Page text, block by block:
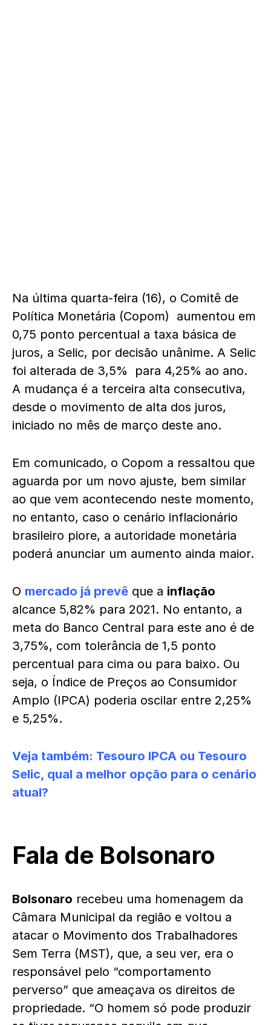
Na última quarta-feira (16), o Comitê de
Política Monetária (Copom) aumentou em
0,75 ponto percentual a taxa básica de
juros, a Selic, por decisão unânime. A Selic
foi alterada de 3,5% para 4,25% ao ano.
A mudança é a terceira alta consecutiva,
desde o movimento de alta dos juros,
iniciado no mês de março deste ano.
Em comunicado, o Copom a ressaltou que
aguarda por um novo ajuste, bem similar
ao que vem acontecendo neste momento,
no entanto, caso o cenário inflacionário
brasileiro piore, a autoridade monetária
poderá anunciar um aumento ainda maior.
O mercado já prevê que a inflação
alcance 5,82% para 2021. No entanto, a
meta do Banco Central para este ano é de
3,75%, com tolerância de 1,5 ponto
percentual para cima ou para baixo. Ou
seja, o Índice de Preços ao Consumidor
Amplo (IPCA) poderia oscilar entre 2,25%
e 5,25%.
Veja também: Tesouro IPCA ou Tesouro
Selic, qual a melhor opção para o cenário
atual?
Fala de Bolsonaro
Bolsonaro recebeu uma homenagem da
Câmara Municipal da região e voltou a
atacar o Movimento dos Trabalhadores
Sem Terra (MST), que, a seu ver, era o
responsável pelo “comportamento
perverso” que ameaçava os direitos de
propriedade. “O homem só pode produzir